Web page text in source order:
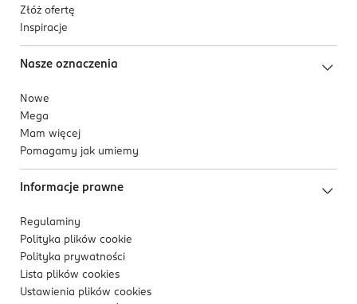
Złóż ofertę
Inspiracje
Nasze oznaczenia
Nowe
Mega
Mam więcej
Pomagamy jak umiemy
Informacje prawne
Regulaminy
Polityka plików cookie
Polityka prywatności
Lista plików cookies
Ustawienia plików cookies